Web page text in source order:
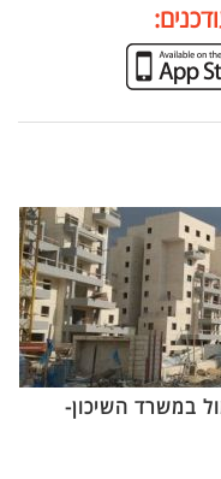
במשרד השיכון-